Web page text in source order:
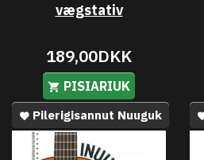
vægstativ
189,00DKK
PISIARIUK
Pilerigisannut Nuuguk